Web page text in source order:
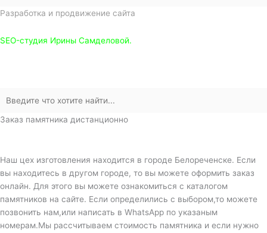
Разработка и продвижение сайта
SEO-студия Ирины Самделовой.
Заказ памятника дистанционно
Наш цех изготовления находится в городе Белореченске. Если
вы находитесь в другом городе, то вы можете оформить заказ
онлайн. Для этого вы можете ознакомиться с каталогом
памятников на сайте. Если определились с выбором,то можете
позвонить нам,или написать в WhatsApp по указаным
номерам.Мы рассчитываем стоимость памятника и если нужно